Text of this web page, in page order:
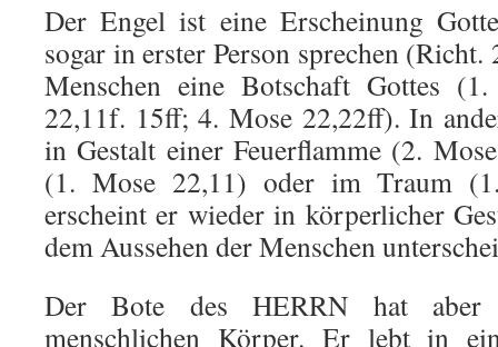
Der Engel ist eine Erscheinung
sogar in erster Person sprechen
Menschen eine Botschaft Gottes
22,11f. 15ff; 4. Mose 22,22ff). In
in Gestalt einer Feuerflamme (2.
(1. Mose 22,11) oder im Traum
erscheint er wieder in körperlicher
dem Aussehen der Menschen
Der Bote des HERRN hat aber
menschlichen Körper. Er lebt in